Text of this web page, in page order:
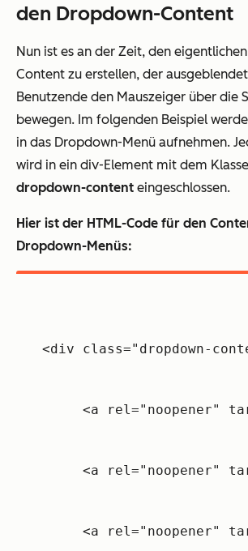
den Dropdown-Content
Nun ist es an der Zeit, den
Content zu erstellen, der
Benutzende den Mauszeiger über die
bewegen. Im folgenden Beispiel
in das Dropdown-Menü aufnehmen.
wird in ein div-Element mit dem
dropdown-content eingeschlossen.
Hier ist der HTML-Code für den
Dropdown-Menüs:
<div class="dropdown-
<a rel="noopener"
<a rel="noopener"
<a rel="noopener"